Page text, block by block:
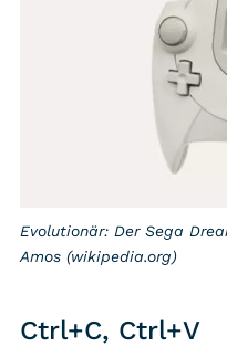
Evolutionär: Der Sega
Amos (wikipedia.org)
Ctrl+C, Ctrl+V